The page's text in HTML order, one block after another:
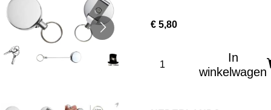
€ 5,80
In
winkelwagen